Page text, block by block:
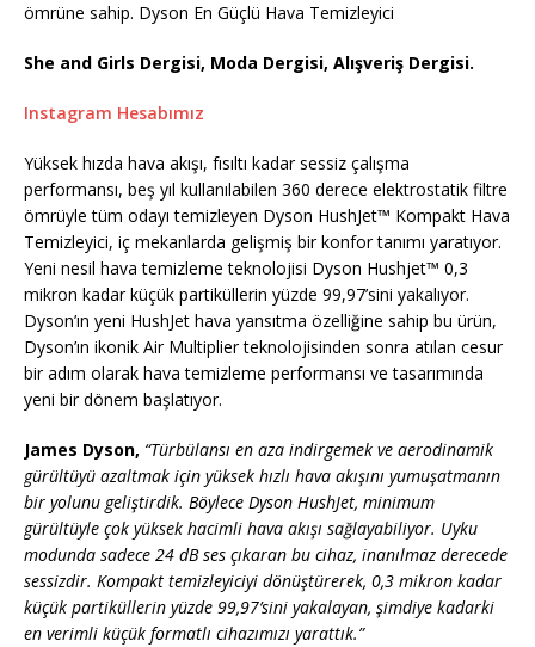
ömrüne sahip. Dyson En Güçlü Hava Temizleyici
She and Girls Dergisi, Moda Dergisi, Alışveriş Dergisi.
Instagram Hesabımız
Yüksek hızda hava akışı, fısıltı kadar sessiz çalışma
performansı, beş yıl kullanılabilen 360 derece elektrostatik filtre
ömrüyle tüm odayı temizleyen Dyson HushJet™ Kompakt Hava
Temizleyici, iç mekanlarda gelişmiş bir konfor tanımı yaratıyor.
Yeni nesil hava temizleme teknolojisi Dyson Hushjet™ 0,3
mikron kadar küçük partiküllerin yüzde 99,97’sini yakalıyor.
Dyson’ın yeni HushJet hava yansıtma özelliğine sahip bu ürün,
Dyson’ın ikonik Air Multiplier teknolojisinden sonra atılan cesur
bir adım olarak hava temizleme performansı ve tasarımında
yeni bir dönem başlatıyor.
James Dyson, “Türbülansı en aza indirgemek ve aerodinamik
gürültüyü azaltmak için yüksek hızlı hava akışını yumuşatmanın
bir yolunu geliştirdik. Böylece Dyson HushJet, minimum
gürültüyle çok yüksek hacimli hava akışı sağlayabiliyor. Uyku
modunda sadece 24 dB ses çıkaran bu cihaz, inanılmaz derecede
sessizdir. Kompakt temizleyiciyi dönüştürerek, 0,3 mikron kadar
küçük partiküllerin yüzde 99,97’sini yakalayan, şimdiye kadarki
en verimli küçük formatlı cihazımızı yarattık.”